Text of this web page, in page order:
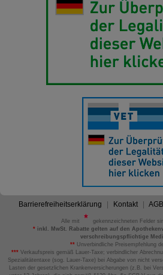
Barrierefreiheitserklärung Kontakt AGB
Alle mit
gekennzeichneten Felder
*inkl. MwSt. Rabatte gelten auf den
verschreibungspflichtige
** Unverbindliche Preisempfehlung
*** Verkaufspreis gemäß Lauer-Taxe; verbindlicher
Spezialitätentaxe (sog. Lauer-Taxe) bei Abgabe von nicht
Lasten der gesetzlichen Krankenversicherungen (z.B. bei